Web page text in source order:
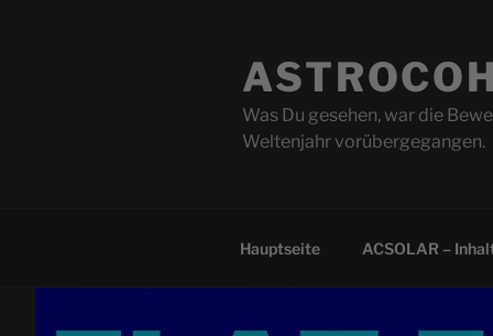
Was Du gesehen, war die
Weltenjahr vorübergegangen.
Hauptseite ACSOLAR –